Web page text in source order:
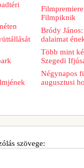
Filmpiknik
Bródy
dalaimat
Több mint
Szegedi
Négynapos
augusztusi
szövege: